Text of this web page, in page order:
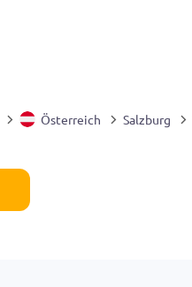
Österreich Salzburg